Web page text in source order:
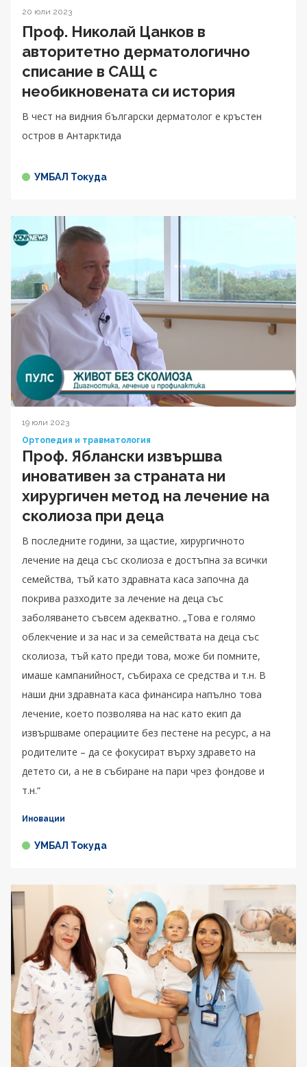
20 юли 2023
Проф. Николай Цанков в
авторитетно дерматологично
списание в САЩ с
необикновената си история
В чест на видния български дерматолог е кръстен
остров в Антарктида
УМБАЛ Токуда
19 юли 2023
Ортопедия и травматология
Проф. Яблански извършва
иновативен за страната ни
хирургичен метод на лечение на
сколиоза при деца
В последните години, за щастие, хирургичното
лечение на деца със сколиоза е достъпна за всички
семейства, тъй като здравната каса започна да
покрива разходите за лечение на деца със
заболяването съвсем адекватно. „Това е голямо
облекчение и за нас и за семействата на деца със
сколиоза, тъй като преди това, може би помните,
имаше кампанийност, събираха се средства и т.н. В
наши дни здравната каса финансира напълно това
лечение, което позволява на нас като екип да
извършваме операциите без пестене на ресурс, а на
родителите – да се фокусират върху здравето на
детето си, а не в събиране на пари чрез фондове и
т.н.“
Иновации
УМБАЛ Токуда